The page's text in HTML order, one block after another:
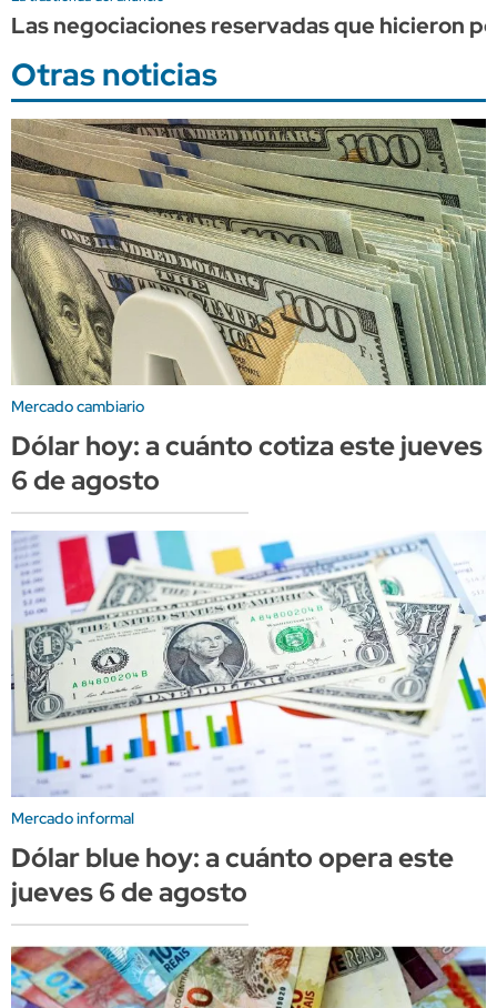
Las negociaciones reservadas que hicieron
Otras noticias
Mercado cambiario
Dólar hoy: a cuánto cotiza este jueves
6 de agosto
Mercado informal
Dólar blue hoy: a cuánto opera este
jueves 6 de agosto